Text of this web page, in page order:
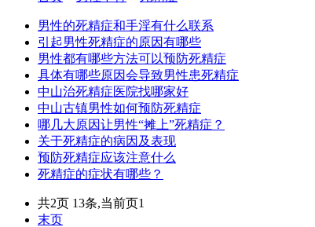
男性的死精症和手淫有什么联系
引起男性死精症的原因有哪些
男性都有哪些方法可以预防死精症
具体有哪些原因会导致男性患死精症
中山治死精症医院找哪家好
中山古镇男性如何预防死精症
哪几大原因让男性“摊上”死精症？
关于死精症的病因及表现
预防死精症应该注意什么
死精症的症状有哪些？
共2页 13条,当前页1
末页